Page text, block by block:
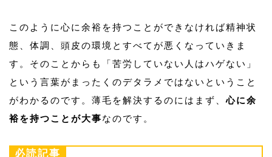
このように心に余裕を持つことができなければ精神状
態、体調、頭皮の環境とすべてが悪くなっていきま
す。そのことからも「苦労していない人はハゲない」
という言葉がまったくのデタラメではないということ
がわかるのです。薄毛を解決するのにはまず、心に余
裕を持つことが大事なのです。
必読記事